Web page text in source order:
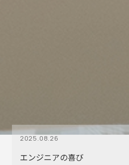
2025.08.26
エンジニアの喜び